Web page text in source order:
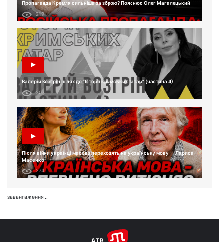
Пропаганда Кремля сильніша за зброю? Пояснює Олег Магалецький
219
Валерій Возгрін: шлях до “Історії кримських татар” (частина 4)
207
Після війни українці масово переходять на українську мову — Лариса
Масенко
274
завантаження...